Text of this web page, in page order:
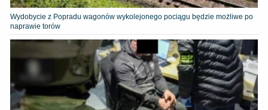
Wydobycie z Popradu wagonów wykolejonego pociągu będzie możliwe po
naprawie torów